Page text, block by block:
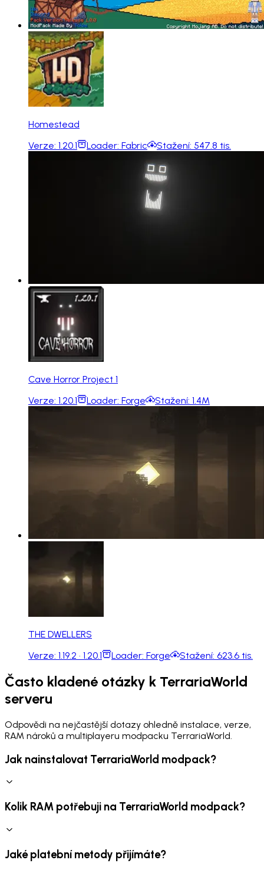
Homestead
Verze: 1.20.1 Loader: Fabric Stažení: 547.8 tis.
Cave Horror Project 1
Verze: 1.20.1 Loader: Forge Stažení: 1.4M
THE DWELLERS
Verze: 1.19.2 · 1.20.1 Loader: Forge Stažení: 623.6 tis.
Často kladené otázky k TerrariaWorld
serveru
Odpovědi na nejčastější dotazy ohledně instalace, verze,
RAM nároků a multiplayeru modpacku TerrariaWorld.
Jak nainstalovat TerrariaWorld modpack?
Kolik RAM potřebuji na TerrariaWorld modpack?
Jaké platební metody přijímáte?